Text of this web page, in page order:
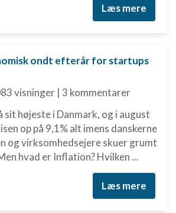
Læs mere
ondt efterår for startups
visninger | 3 kommentarer
sit højeste i Danmark, og i august
op på 9,1% alt imens danskerne
og virksomhedsejere skuer grumt
hvad er Inflation? Hvilken ...
Læs mere